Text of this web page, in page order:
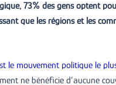
73% des gens optent
que les régions et les
le mouvement politique le
ne bénéficie d’aucune